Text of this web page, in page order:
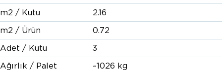
m2 / Kutu
2.16
m2 / Ürün
0.72
Adet / Kutu
3
Ağırlık / Palet
~1026 kg